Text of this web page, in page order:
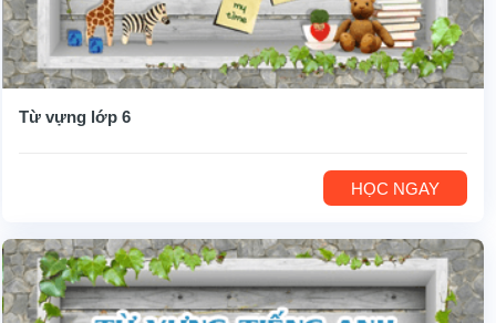
Từ vựng lớp 6
HỌC NGAY